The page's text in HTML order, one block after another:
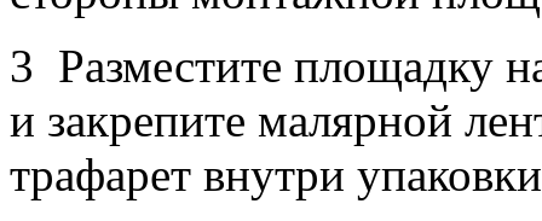
3 Разместите площадку
и закрепите малярной
трафарет внутри